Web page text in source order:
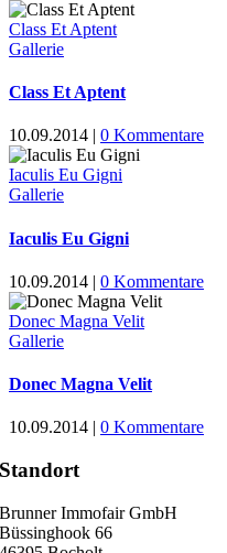
Class Et Aptent
Gallerie
Class Et Aptent
10.09.2014 | 0 Kommentare
Iaculis Eu Gigni
Gallerie
Iaculis Eu Gigni
10.09.2014 | 0 Kommentare
Donec Magna Velit
Gallerie
Donec Magna Velit
10.09.2014 | 0 Kommentare
Standort
Brunner Immofair GmbH
Büssinghook 66